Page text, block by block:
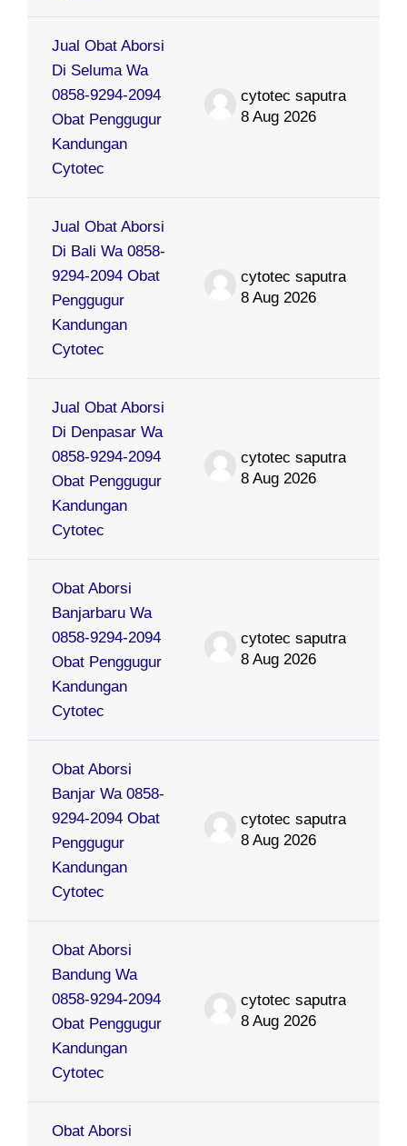
Jual Obat Aborsi
Di Seluma Wa
0858-9294-2094
Obat Penggugur
Kandungan
Cytotec
cytotec saputra
8 Aug 2026
Jual Obat Aborsi
Di Bali Wa 0858-
9294-2094 Obat
Penggugur
Kandungan
Cytotec
cytotec saputra
8 Aug 2026
Jual Obat Aborsi
Di Denpasar Wa
0858-9294-2094
Obat Penggugur
Kandungan
Cytotec
cytotec saputra
8 Aug 2026
Obat Aborsi
Banjarbaru Wa
0858-9294-2094
Obat Penggugur
Kandungan
Cytotec
cytotec saputra
8 Aug 2026
Obat Aborsi
Banjar Wa 0858-
9294-2094 Obat
Penggugur
Kandungan
Cytotec
cytotec saputra
8 Aug 2026
Obat Aborsi
Bandung Wa
0858-9294-2094
Obat Penggugur
Kandungan
Cytotec
cytotec saputra
8 Aug 2026
Obat Aborsi